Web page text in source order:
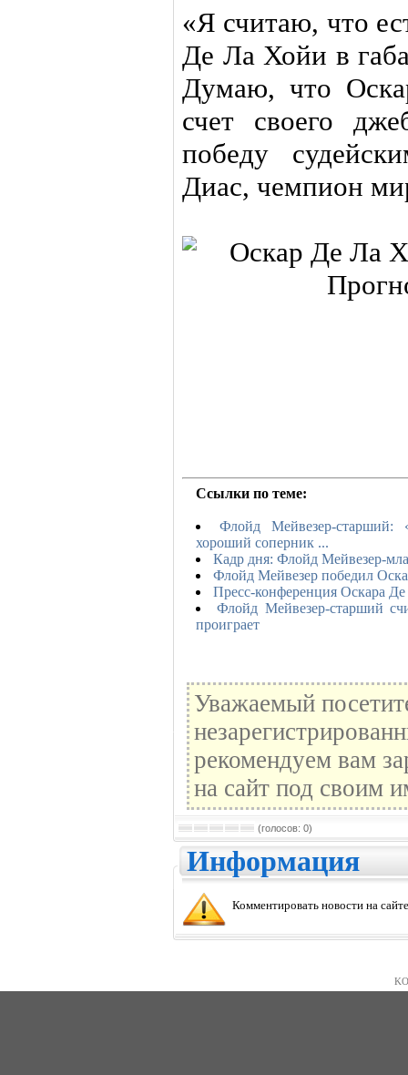
«Я считаю, что
Де Ла Хойи в
Думаю, что
счет своего
победу
Диас, чемпион
Ссылки по теме:
Флойд Мейвезер-старший:
хороший соперник ...
Кадр дня: Флойд Мейвезер-
Флойд Мейвезер победил
Пресс-конференция Оскара
Флойд Мейвезер-старший
проиграет
Уважаемый
рекомендуем вам
на сайт под своим
(голосов: 0)
Информация
Комментировать новости на